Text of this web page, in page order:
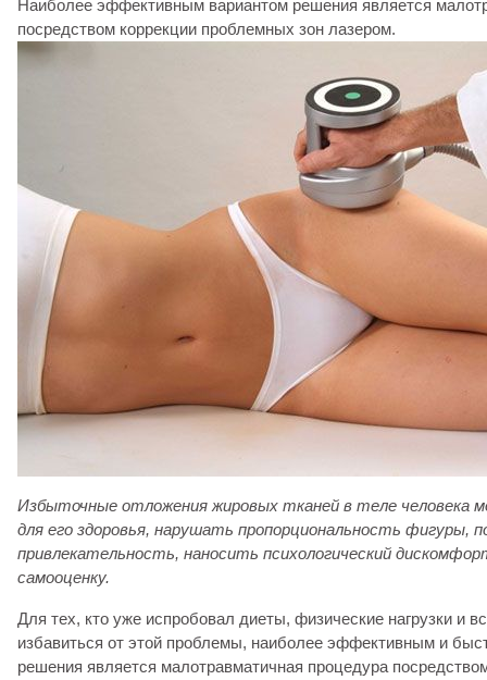
Наиболее эффективным вариантом решения является
посредством коррекции проблемных зон лазером.
Избыточные отложения жировых тканей в теле человека
для его здоровья, нарушать пропорциональность фигуры,
привлекательность, наносить психологический
самооценку.
Для тех, кто уже испробовал диеты, физические нагрузки и
избавиться от этой проблемы, наиболее эффективным и
решения является малотравматичная процедура